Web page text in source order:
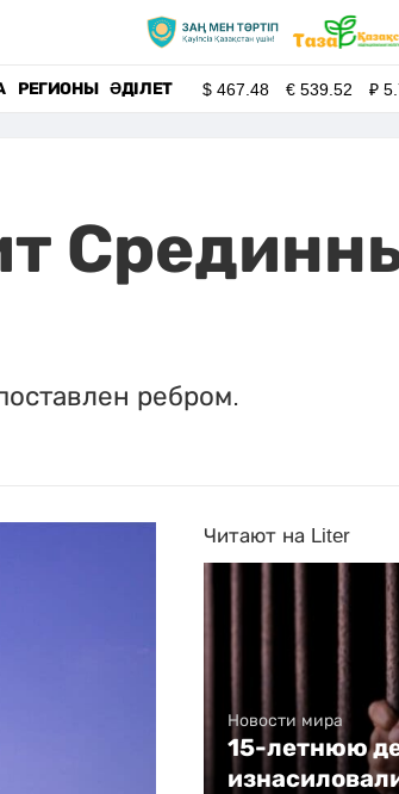
РЕГИОНЫ ӘДІЛЕТ $467.48 €539.52 ₽
ребром.
Читают на Liter
Новости мира
15-летнюю